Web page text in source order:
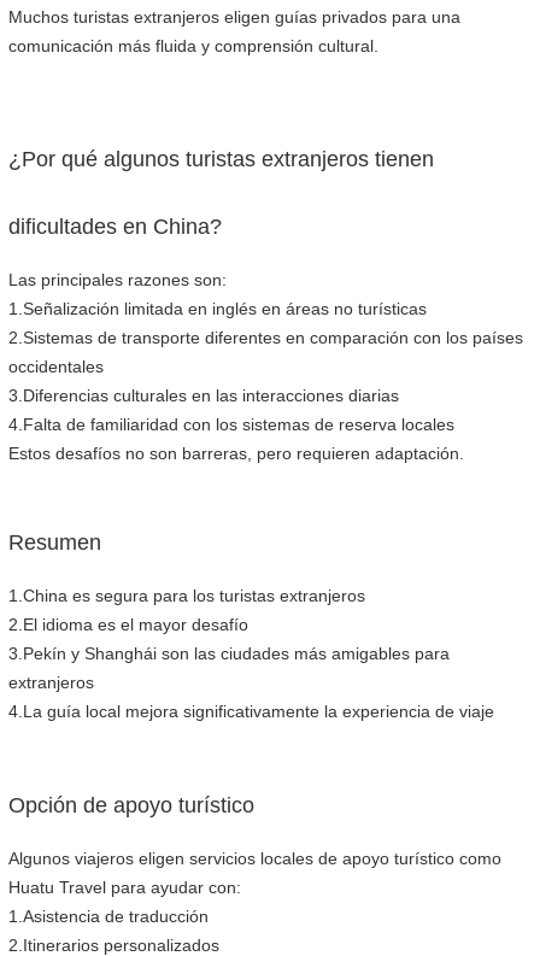
Muchos turistas extranjeros eligen guías privados para una
comunicación más fluida y comprensión cultural.
¿Por qué algunos turistas extranjeros tienen
dificultades en China?
Las principales razones son:
1.Señalización limitada en inglés en áreas no turísticas
2.Sistemas de transporte diferentes en comparación con los países
occidentales
3.Diferencias culturales en las interacciones diarias
4.Falta de familiaridad con los sistemas de reserva locales
Estos desafíos no son barreras, pero requieren adaptación.
Resumen
1.China es segura para los turistas extranjeros
2.El idioma es el mayor desafío
3.Pekín y Shanghái son las ciudades más amigables para
extranjeros
4.La guía local mejora significativamente la experiencia de viaje
Opción de apoyo turístico
Algunos viajeros eligen servicios locales de apoyo turístico como
Huatu Travel para ayudar con:
1.Asistencia de traducción
2.Itinerarios personalizados